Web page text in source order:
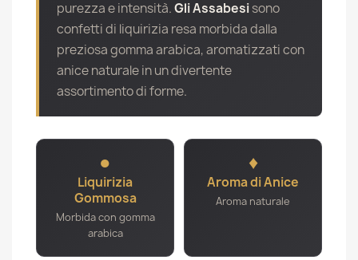
purezza e intensità.Gli Assabesisono
confetti di liquirizia resa morbida dalla
preziosa gomma arabica, aromatizzati con
anice naturale in un divertente
assortimento di forme.
●
Liquirizia
Gommosa
Morbida con gomma
arabica
♦
Aroma di Anice
Aroma naturale